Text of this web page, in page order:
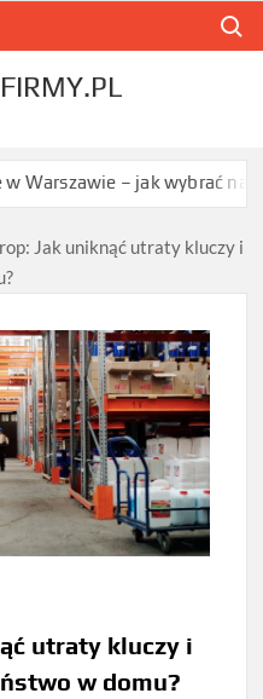
– jak wybrać najlepszą opcję
Jak uniknąć utraty kluczy i
utraty kluczy i
w domu?